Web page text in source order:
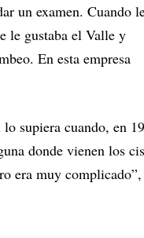
un examen. Cuando
le gustaba el Valle y
En esta empresa
supiera cuando, en
donde vienen los
era muy complicado”,